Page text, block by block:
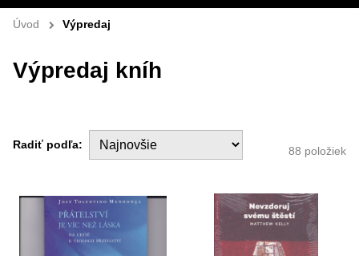
Úvod Výpredaj
Výpredaj kníh
Radiť podľa: 88 položiek